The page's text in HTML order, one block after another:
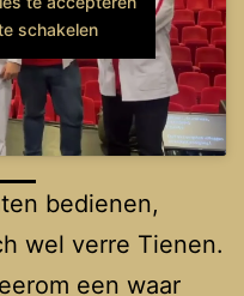
schakelen
bedienen,
wel verre Tienen.
een waar